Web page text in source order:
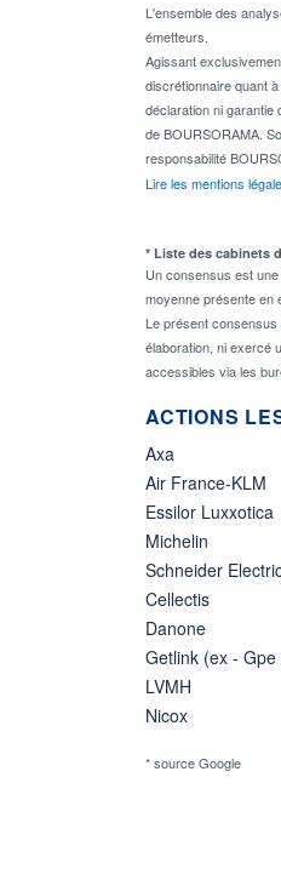
L'ensemble des
émetteurs.
Agissant
discrétionnaire quant
déclaration ni
de BOURSORAMA.
responsabilité
Lire les mentions
* Liste des cabinets
Un consensus est
moyenne présente en
Le présent
élaboration, ni exercé
accessibles via les
ACTIONS
Axa
Air France-KLM
Essilor Luxxotica
Michelin
Schneider
Cellectis
Danone
Getlink (ex -
LVMH
Nicox
* source Google